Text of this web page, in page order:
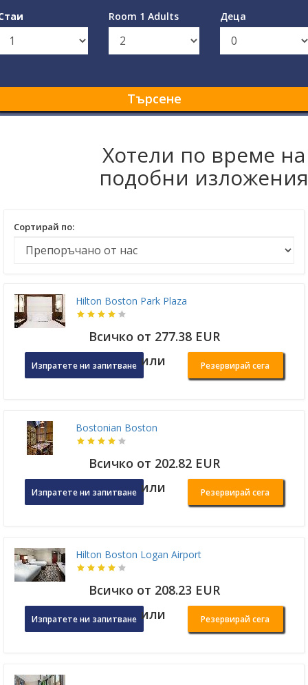
Room 1 Adults Деца
Търсене
Хотели по време на
подобни изложения
Сортирай по:
Hilton Boston Park Plaza
Всичко от 277.38 EUR
Изпратете ни запитване или Резервирай сега
Bostonian Boston
Всичко от 202.82 EUR
Изпратете ни запитване или Резервирай сега
Hilton Boston Logan Airport
Всичко от 208.23 EUR
Изпратете ни запитване или Резервирай сега